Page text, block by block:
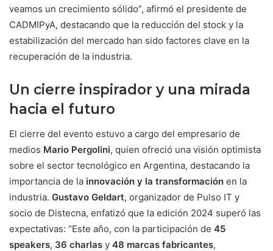
veamos un crecimiento sólido”, afirmó el presidente de
CADMIPyA, destacando que la reducción del stock y la
estabilización del mercado han sido factores clave en la
recuperación de la industria.
Un cierre inspirador y una mirada
hacia el futuro
El cierre del evento estuvo a cargo del empresario de
medios Mario Pergolini, quien ofreció una visión optimista
sobre el sector tecnológico en Argentina, destacando la
importancia de la innovación y la transformación en la
industria. Gustavo Geldart, organizador de Pulso IT y
socio de Distecna, enfatizó que la edición 2024 superó las
expectativas: “Este año, con la participación de 45
speakers, 36 charlas y 48 marcas fabricantes,